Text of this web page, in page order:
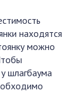
находятся
можно
шлагбаума